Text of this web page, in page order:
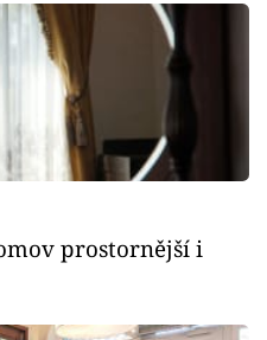
prostornější i